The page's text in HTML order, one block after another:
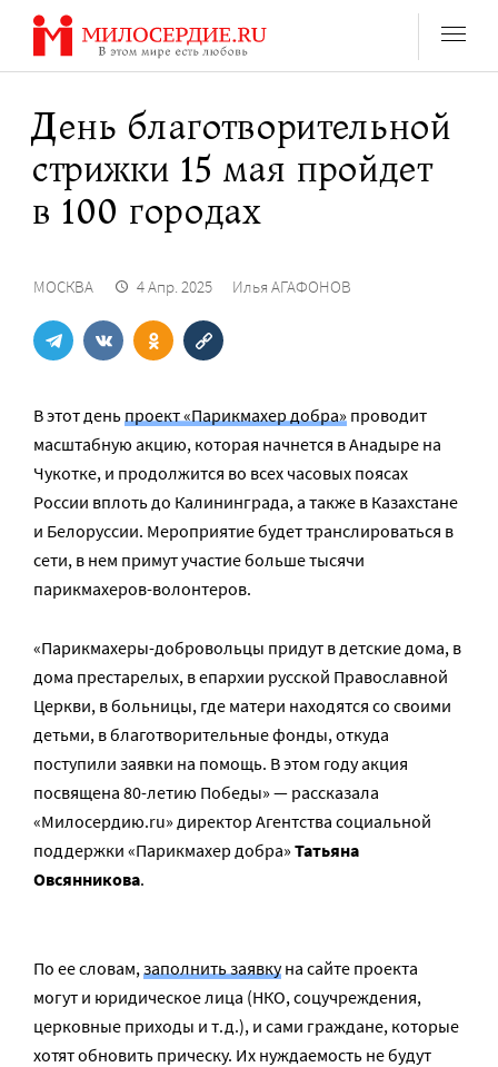
Перейти
содержанию
День благотворительной
стрижки 15 мая пройдет
в 100 городах
МОСКВА 4 Апр. 2025 Илья АГАФОНОВ
В этот деньпроект «Парикмахер добра» проводит
масштабную акцию, которая начнется в Анадыре на
Чукотке, и продолжится во всех часовых поясах
России вплоть до Калининграда, а также в Казахстане
и Белоруссии. Мероприятие будет транслироваться в
сети, в нем примут участие больше тысячи
парикмахеров-волонтеров.
«Парикмахеры-добровольцы придут в детские дома, в
дома престарелых, в епархии русской Православной
Церкви, в больницы, где матери находятся со своими
детьми, в благотворительные фонды, откуда
поступили заявки на помощь. В этом году акция
посвящена 80-летию Победы» — рассказала
«Милосердию.ru» директор Агентства социальной
поддержки «Парикмахер добра» Татьяна
Овсянникова.
По ее словам,заполнить заявкуна сайте проекта
могут и юридическое лица (НКО, соцучреждения,
церковные приходы и т.д.), и сами граждане, которые
хотят обновить прическу. Их нуждаемость не будут